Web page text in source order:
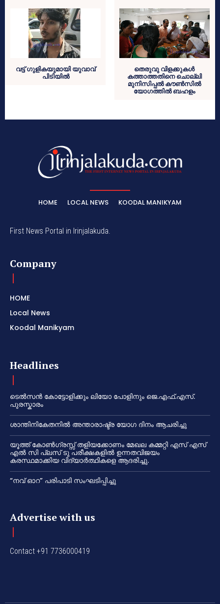
വട്ട് ഗുളികയുമായി യുവാവ്
പിടിയില്‍
തെരുവു വിളക്കുകള്‍
കത്താത്തതിനെ ചൊല്ലി
മുനിസിപ്പല്‍ കൗണ്‍സില്‍
യോഗത്തില്‍ ബഹളം
HOME LOCAL NEWS KOODAL MANIKYAM
First News Portal in Irinjalakuda.
Company
HOME
Local News
Koodal Manikyam
Headlines
ടെൽസൻ കോട്ടോളിക്കും ലിയോ പോളിനും ജെ.എഫ്.എസ്.
പുരസ്കാരം
ശാന്തിനികേതനിൽ അന്താരാഷ്ട്ര യോഗ ദിനം ആചരിച്ചു
യൂത്ത് കോൺഗ്രസ്സ് തളിയക്കോണം മേഖല കമ്മറ്റി എസ് എസ്
എൽ സി പ്ലസ് ടു പരീക്ഷകളിൽ ഉന്നതവിജയം
കരസ്ഥമാക്കിയ വിദ്യാർത്ഥികളെ ആദരിച്ചു.
“നവ് ഓറ” പരിപാടി സംഘടിപ്പിച്ചു
Advertise with us
Contact +91 7736000419